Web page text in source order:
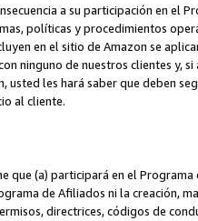
a su participación en el
políticas y procedimientos
en el sitio de Amazon se
ninguno de nuestros clientes y,
usted les hará saber que deben
al cliente.
que (a) participará en el
de Afiliados ni la creación,
directrices, códigos de